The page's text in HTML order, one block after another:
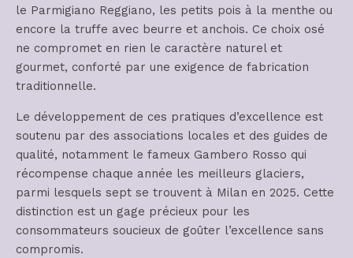
le Parmigiano Reggiano, les petits pois à la menthe ou
encore la truffe avec beurre et anchois. Ce choix osé
ne compromet en rien le caractère naturel et
gourmet, conforté par une exigence de fabrication
traditionnelle.
Le développement de ces pratiques d’excellence est
soutenu par des associations locales et des guides de
qualité, notamment le fameux Gambero Rosso qui
récompense chaque année les meilleurs glaciers,
parmi lesquels sept se trouvent à Milan en 2025. Cette
distinction est un gage précieux pour les
consommateurs soucieux de goûter l’excellence sans
compromis.